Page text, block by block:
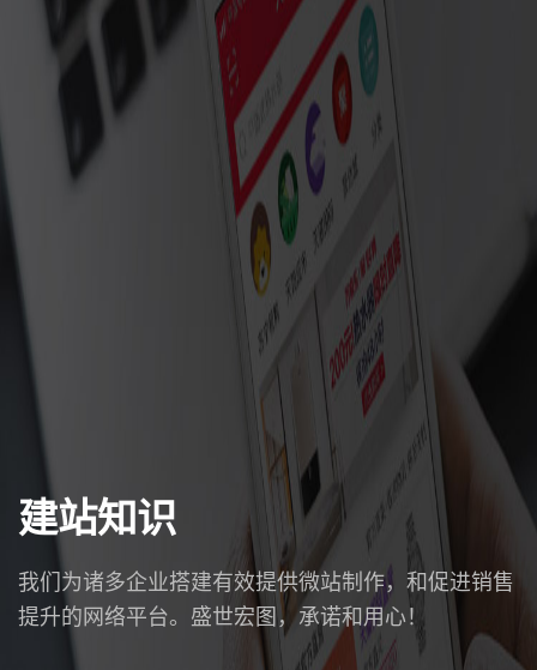
建站知识
我们为诸多企业搭建有效提供微站制作，和促进销售
提升的网络平台。盛世宏图，承诺和用心！